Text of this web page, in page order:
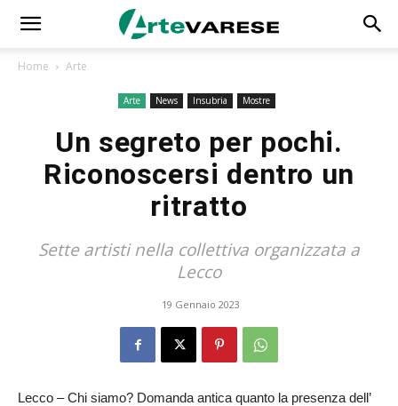
Home Arte
Arte News Insubria Mostre
Un segreto per pochi.
Riconoscersi dentro un
ritratto
Sette artisti nella collettiva organizzata a
Lecco
19 Gennaio 2023
Lecco – Chi siamo? Domanda antica quanto la presenza dell’